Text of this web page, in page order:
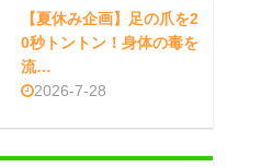
【夏休み企画】足の爪を2
0秒トントン！身体の毒を
流…
2026-7-28